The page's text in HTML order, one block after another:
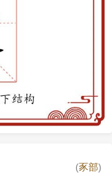
(豕部)